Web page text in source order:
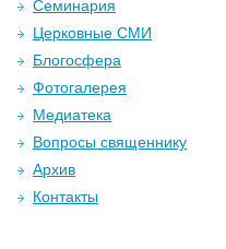
Семинария
Церковные СМИ
Блогосфера
Фотогалерея
Медиатека
Вопросы священнику
Архив
Контакты